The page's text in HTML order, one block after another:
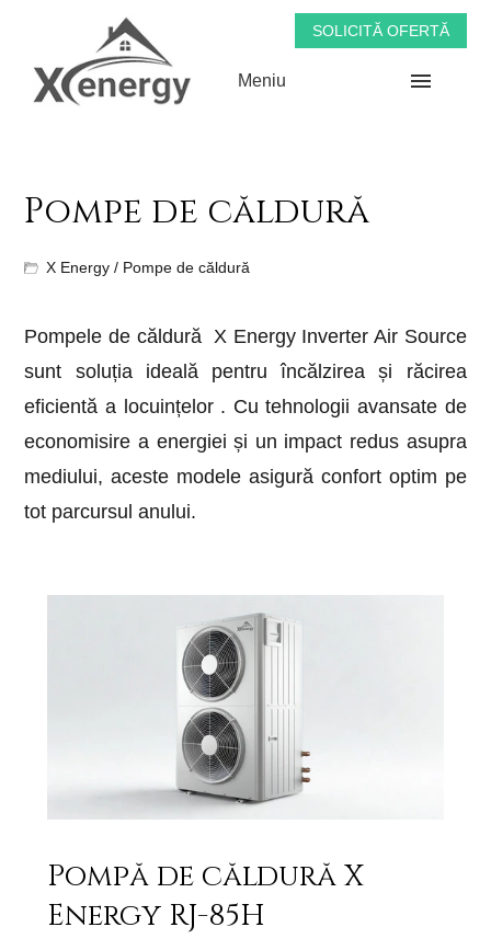
SOLICITĂ OFERTĂ
Meniu
Pompe de căldură
X Energy / Pompe de căldură
Pompele de căldură X Energy Inverter Air Source
sunt soluția ideală pentru încălzirea și răcirea
eficientă a locuințelor . Cu tehnologii avansate de
economisire a energiei și un impact redus asupra
mediului, aceste modele asigură confort optim pe
tot parcursul anului.
Pompă de căldură X
Energy RJ-85H